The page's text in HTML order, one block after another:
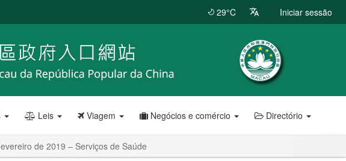
29°C Iniciar sessão
Leis Viagem Negócios e comércio Directório
de 2019 – Serviços de Saúde